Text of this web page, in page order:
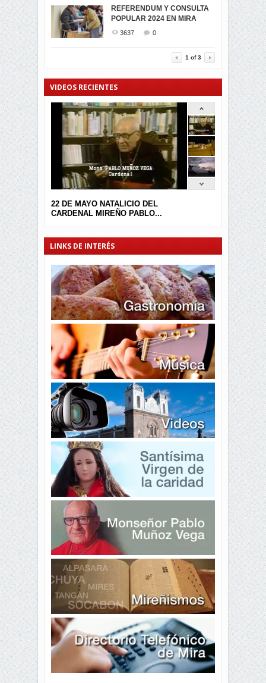
REFERENDUM Y CONSULTA
POPULAR 2024 EN MIRA
3637 0
TRIUNFO DE...
MIRA.EC FUE
GALARDONADA
1 of3
VIDEOS RECIENTES
22 DE MAYO NATALICIO DEL
CARDENAL MIREÑO PABLO...
LINKS DE INTERÉS